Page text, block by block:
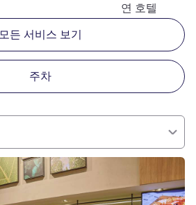
연 호텔
모든 서비스 보기
주차